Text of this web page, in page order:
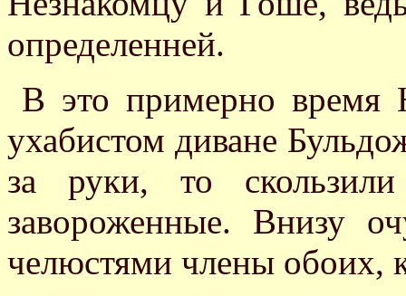
определенней.
В это примерно время
ухабистом диване
за руки, то
завороженные. Внизу
челюстями члены обоих,